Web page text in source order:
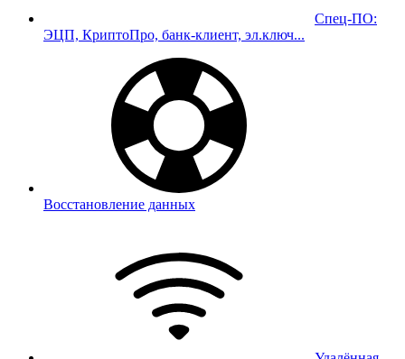
Спец-ПО:
ЭЦП, КриптоПро, банк-клиент, эл.ключ...
Восстановление данных